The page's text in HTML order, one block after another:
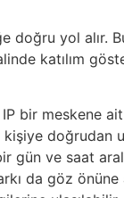
doğru yol alır.
katılım
bir meskene
kişiye doğrudan
gün ve saat
da göz önüne